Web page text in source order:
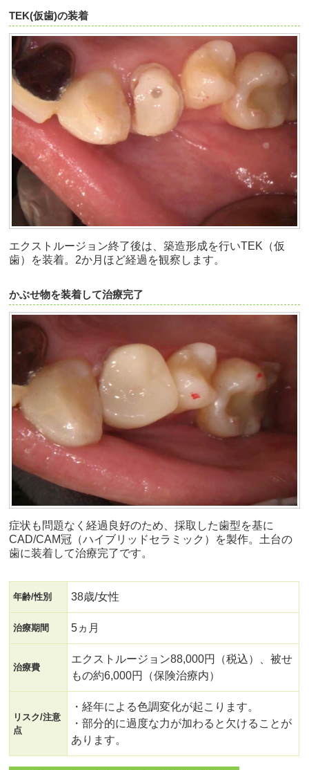
TEK(仮歯)の装着
エクストルージョン終了後は、築造形成を行いTEK（仮
歯）を装着。2か月ほど経過を観察します。
かぶせ物を装着して治療完了
症状も問題なく経過良好のため、採取した歯型を基に
CAD/CAM冠（ハイブリッドセラミック）を製作。土台の
歯に装着して治療完了です。
年齢/性別 38歳/女性
治療期間 5ヵ月
治療費
エクストルージョン88,000円（税込）、被せ
もの約6,000円（保険治療内）
リスク/注意
点
・経年による色調変化が起こります。
・部分的に過度な力が加わると欠けることが
あります。